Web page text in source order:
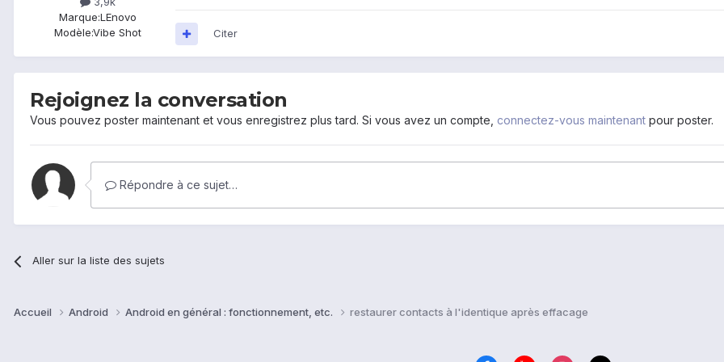
Marque:LEnovo
Modèle:Vibe Shot Citer
Rejoignez la conversation
Vous pouvez poster maintenant et vous enregistrez plus tard. Si vous avez un compte, connectez-vous maintenant pour poster.
Répondre à ce sujet…
Aller sur la liste des sujets
Accueil Android Android en général : fonctionnement, etc. restaurer contacts à l'identique après effacage